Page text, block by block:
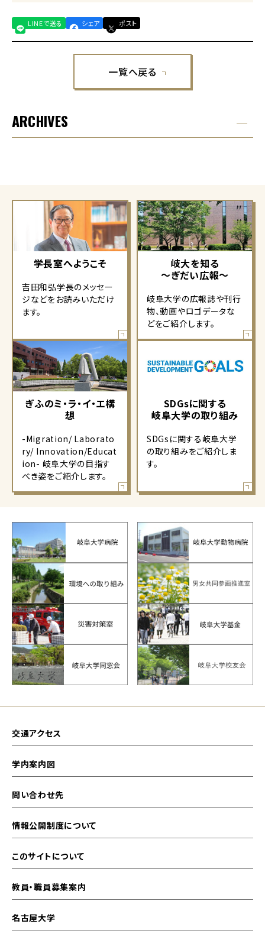
LINEで送る シェア ポスト
一覧へ戻る
ARCHIVES
学長室へようこそ
吉田和弘学長のメッセー
ジなどをお読みいただけ
ます。
岐大を知る
～ぎだい広報～
岐阜大学の広報誌や刊行
物、動画やロゴデータな
どをご紹介します。
ぎふのミ・ラ・イ・エ構
想
-Migration/ Laborato
ry/ Innovation/Educat
ion- 岐阜大学の目指す
べき姿をご紹介します。
SDGsに関する
岐阜大学の取り組み
SDGsに関する岐阜大学
の取り組みをご紹介しま
す。
交通アクセス
学内案内図
問い合わせ先
情報公開制度について
このサイトについて
教員・職員募集案内
名古屋大学